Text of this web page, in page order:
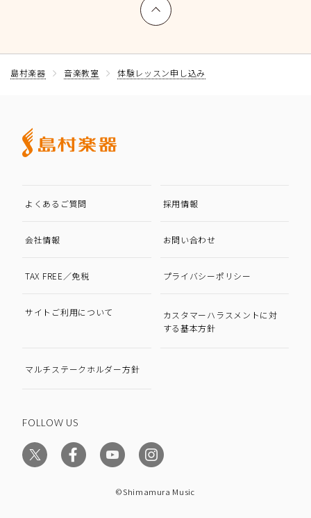
島村楽器 音楽教室 体験レッスン申し込み
よくあるご質問 採用情報
会社情報 お問い合わせ
TAX FREE／免税 プライバシーポリシー
サイトご利用について
カスタマーハラスメントに対
する基本方針
マルチステークホルダー方針
FOLLOW US
©Shimamura Music